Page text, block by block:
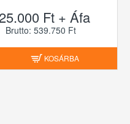
Ft + Áfa
Brutto: 539.750 Ft
KOSÁRBA